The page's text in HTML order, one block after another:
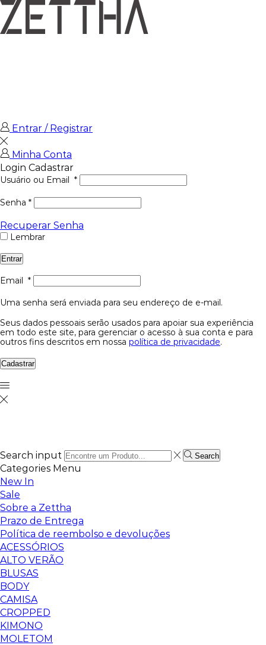
Entrar / Registrar
Minha Conta
Login Cadastrar
Usuário ou Email *
Senha *
Recuperar Senha
Lembrar
Entrar
Email *
Uma senha será enviada para seu endereço de e-mail.
Seus dados pessoais serão usados para apoiar sua experiência
em todo este site, para gerenciar o acesso à sua conta e para
outros fins descritos em nossa política de privacidade.
Cadastrar
Search input Search
Categories Menu
New In
Sale
Sobre a Zettha
Prazo de Entrega
Política de reembolso e devoluções
ACESSÓRIOS
ALTO VERÃO
BLUSAS
BODY
CAMISA
CROPPED
KIMONO
MOLETOM